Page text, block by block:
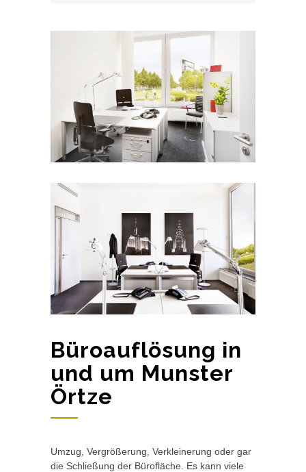
Büroauflösung in
und um Munster
Örtze
Umzug, Vergrößerung, Verkleinerung oder gar
die Schließung der Bürofläche. Es kann viele